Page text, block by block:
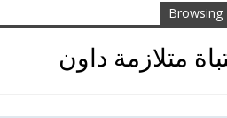
Browsing
متلازمة داون